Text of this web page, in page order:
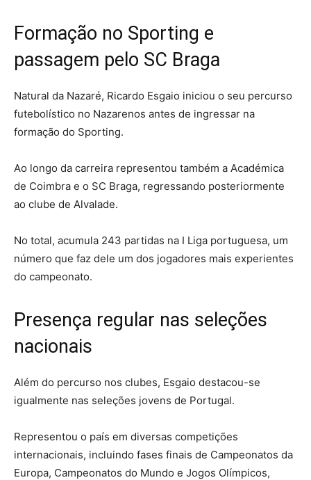
Formação no Sporting e
passagem pelo SC Braga
Natural da Nazaré, Ricardo Esgaio iniciou o seu percurso
futebolístico no Nazarenos antes de ingressar na
formação do Sporting.
Ao longo da carreira representou também a Académica
de Coimbra e o SC Braga, regressando posteriormente
ao clube de Alvalade.
No total, acumula 243 partidas na I Liga portuguesa, um
número que faz dele um dos jogadores mais experientes
do campeonato.
Presença regular nas seleções
nacionais
Além do percurso nos clubes, Esgaio destacou-se
igualmente nas seleções jovens de Portugal.
Representou o país em diversas competições
internacionais, incluindo fases finais de Campeonatos da
Europa, Campeonatos do Mundo e Jogos Olímpicos,